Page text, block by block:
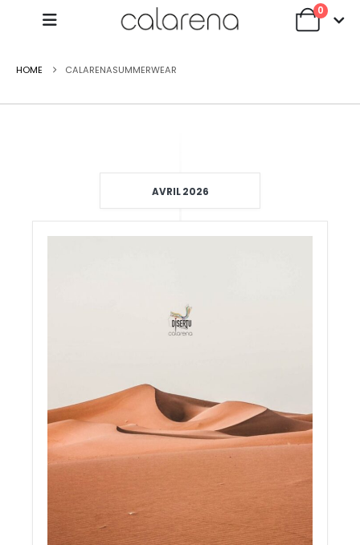
0
HOME CALARENASUMMERWEAR
AVRIL 2026